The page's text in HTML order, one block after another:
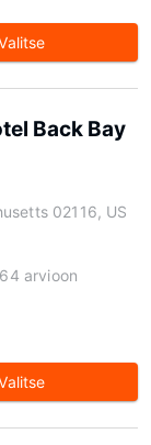
Back Bay
02116, US
arvioon